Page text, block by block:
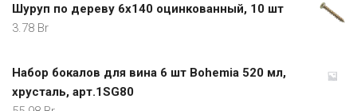
Шуруп по дереву 6х140 оцинкованный, 10 шт
3.78 Br
Набор бокалов для вина 6 шт Bohemia 520 мл,
хрусталь, арт.1SG80